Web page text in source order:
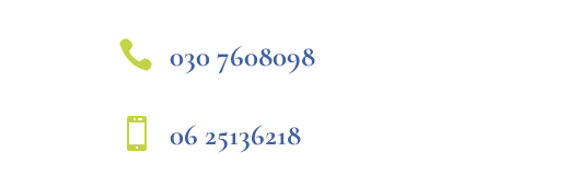
 030 7608098
 06 25136218